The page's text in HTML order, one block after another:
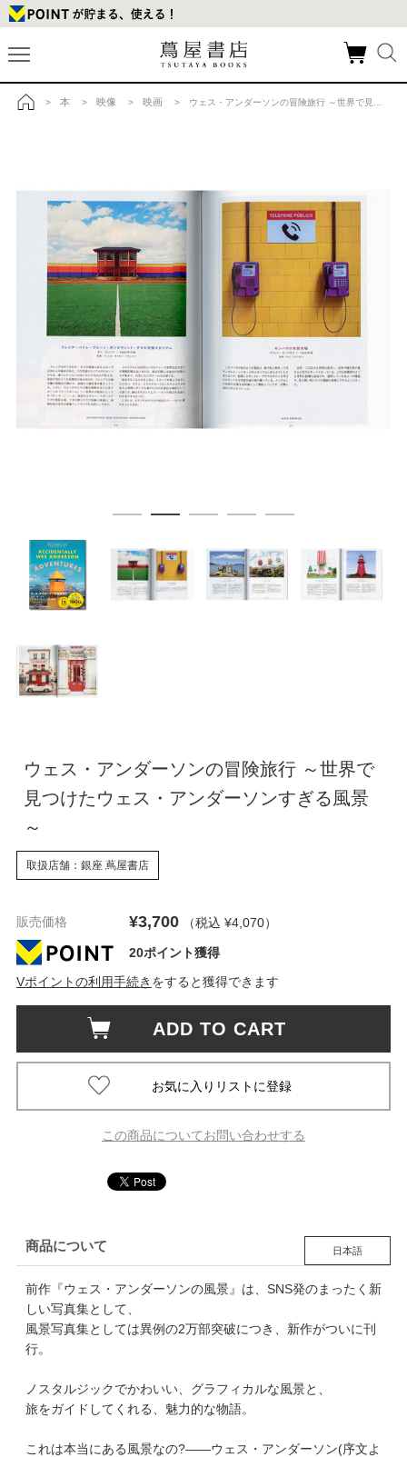
> 本 > 映像 > 映画 > ウェス・アンダーソンの冒険旅行 ～世界で見つけたウェス・アンダーソンすぎる風景～の商品詳細
ウェス・アンダーソンの冒険旅行 ～世界で
見つけたウェス・アンダーソンすぎる風景
～
取扱店舗：銀座 蔦屋書店
販売価格 ¥3,700 （税込 ¥4,070）
20ポイント獲得
Vポイントの利用手続き をすると獲得できます
ADD TO CART
この商品についてお問い合わせする
商品について 日本語
前作『ウェス・アンダーソンの風景』は、SNS発のまったく新
しい写真集として、
風景写真集としては異例の2万部突破につき、新作がついに刊
行。
ノスタルジックでかわいい、グラフィカルな風景と、
旅をガイドしてくれる、魅力的な物語。
これは本当にある風景なの?――ウェス・アンダーソン(序文よ